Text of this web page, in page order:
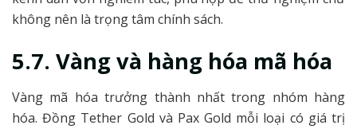
không nên là trọng tâm chính sách.
5.7. Vàng và hàng hóa mã hóa
Vàng mã hóa trưởng thành nhất trong nhóm hàng
hóa. Đồng Tether Gold và Pax Gold mỗi loại có giá trị